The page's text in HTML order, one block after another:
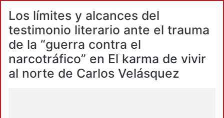
Los límites y alcances del
testimonio literario ante el trauma
de la “guerra contra el
narcotráfico” en El karma de vivir
al norte de Carlos Velásquez